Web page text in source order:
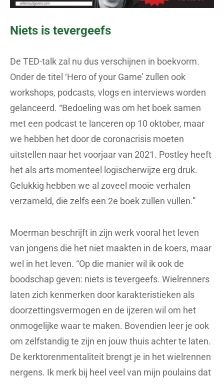
Niets is tevergeefs
De TED-talk zal nu dus verschijnen in boekvorm.
Onder de titel ‘Hero of your Game’ zullen ook
workshops, podcasts, vlogs en interviews worden
gelanceerd. “Bedoeling was om het boek samen
met een podcast te lanceren op 10 oktober, maar
we hebben het door de coronacrisis moeten
uitstellen naar het voorjaar van 2021. Postley heeft
het als arts momenteel logischerwijze erg druk.
Gelukkig hebben we al zoveel mooie verhalen
verzameld, die zelfs een 2e boek zullen vullen.”
Moerman beschrijft in zijn werk vooral het leven
van jongens die het niet maakten in de koers, maar
wel in het leven. “Op die manier wil ik ook de
boodschap geven: niets is tevergeefs. Wielrenners
laten zich kenmerken door karakteristieken als
doorzettingsvermogen en de ijzeren wil om het
onmogelijke waar te maken. Bovendien leer je ook
om zelfstandig te zijn en jouw thuis achter te laten.
De kerktorenmentaliteit brengt je in het wielrennen
nergens. Ik merk bij heel veel van mijn poulains dat